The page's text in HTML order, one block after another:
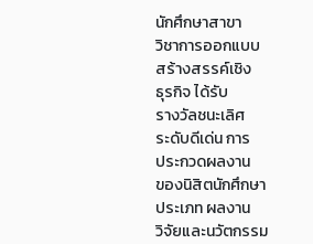
นักศึกษาสาขา
วิชาการออกแบบ
สร้างสรรค์เชิง
ธุรกิจ ได้รับ
รางวัลชนะเลิศ
ระดับดีเด่น การ
ประกวดผลงาน
ของนิสิตนักศึกษา
ประเภท ผลงาน
วิจัยและนวัตกรรม